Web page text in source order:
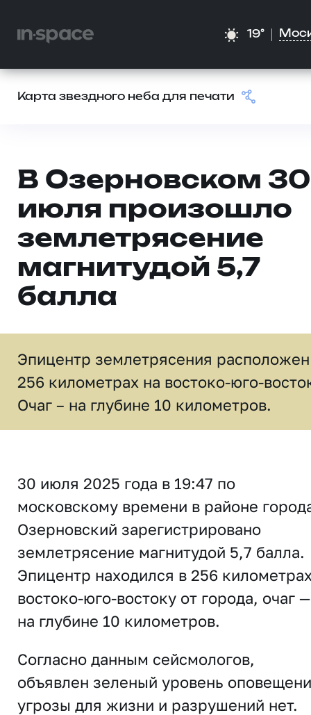
19°
Карта звездного неба для печати
В Озерновском 30
июля произошло
землетрясение
магнитудой 5,7
балла
Эпицентр землетрясения
256 километрах на востоко-юго-
Очаг – на глубине 10 километров.
30 июля 2025 года в 19:47 по
московскому времени в районе
Озерновский зарегистрировано
землетрясение магнитудой 5,7 балла.
Эпицентр находился в 256
востоко-юго-востоку от города, очаг —
на глубине 10 километров.
Согласно данным сейсмологов,
объявлен зеленый уровень
угрозы для жизни и разрушений нет.